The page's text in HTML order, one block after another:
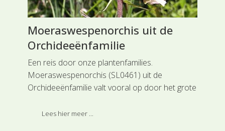
Moeraswespenorchis uit de
Orchideeënfamilie
Een reis door onze plantenfamilies.
Moeraswespenorchis (SL0461) uit de
Orchideeënfamilie valt vooral op door het grote
is. Ze zijn met een netwerk van wortelstokken
Lees hier meer ...